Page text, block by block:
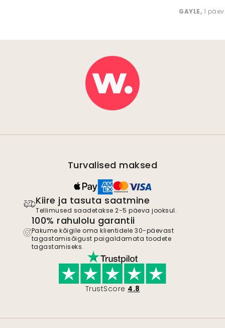
GAYLE, 1
Turvalised maksed
Kiire ja tasuta saatmine
Tellimused saadetakse 2-5 päeva jooksul.
100% rahulolu garantii
Pakume kõigile oma klientidele 30-päevast
tagastamisõigust paigaldamata toodete
tagastamiseks.
TrustScore 4.8